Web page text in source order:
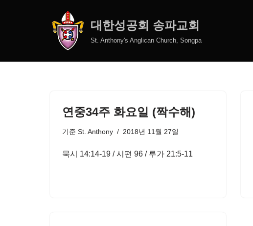
대한성공회 송파교회
St. Anthony's Anglican Church, Songpa
연중34주 화요일 (짝수해)
기준 St. Anthony 2018년 11월 27일
묵시 14:14-19 / 시편 96 / 루가 21:5-11